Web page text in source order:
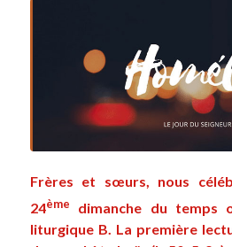
Frères et sœurs, nous
24ème
dimanche du temps
liturgique B. La première